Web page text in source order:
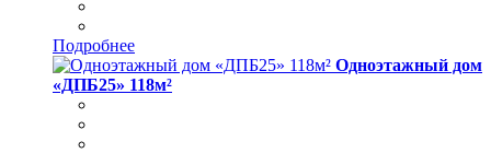
Подробнее
Одноэтажный дом
«ДПБ25» 118м²